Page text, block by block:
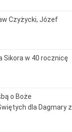
Czyżycki, Józef
Sikora w 40 rocznicę
o Boże
dla Dagmary z